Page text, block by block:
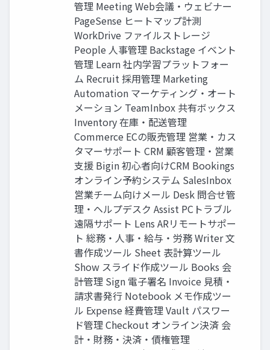
管理 Meeting Web会議・ウェビナー
PageSense ヒートマップ計測
WorkDrive ファイルストレージ
People 人事管理 Backstage イベント
管理 Learn 社内学習プラットフォー
ム Recruit 採用管理 Marketing
Automation マーケティング・オート
メーション TeamInbox 共有ボックス
Inventory 在庫・配送管理
Commerce ECの販売管理 営業・カス
タマーサポート CRM 顧客管理・営業
支援 Bigin 初心者向けCRM Bookings
オンライン予約システム SalesInbox
営業チーム向けメール Desk 問合せ管
理・ヘルプデスク Assist PCトラブル
遠隔サポート Lens ARリモートサポー
ト 総務・人事・給与・労務 Writer 文
書作成ツール Sheet 表計算ツール
Show スライド作成ツール Books 会
計管理 Sign 電子署名 Invoice 見積・
請求書発行 Notebook メモ作成ツー
ル Expense 経費管理 Vault パスワー
ド管理 Checkout オンライン決済 会
計・財務・決済・債権管理